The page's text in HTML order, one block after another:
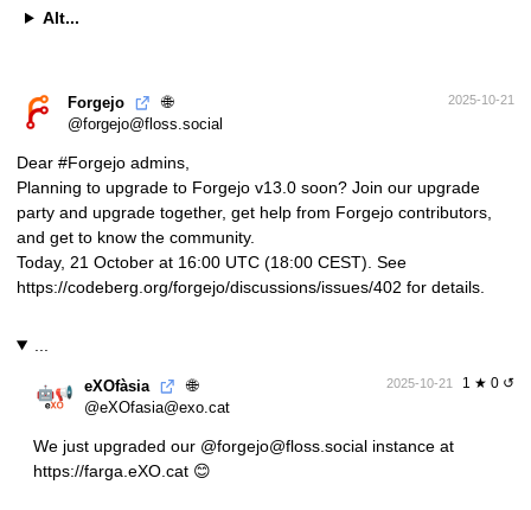
Alt...
Forgejo 🌐 2025-10-21
@forgejo@floss.social
Dear #Forgejo admins,
Planning to upgrade to Forgejo v13.0 soon? Join our upgrade
party and upgrade together, get help from Forgejo contributors,
and get to know the community.
Today, 21 October at 16:00 UTC (18:00 CEST). See
https://codeberg.org/forgejo/discussions/issues/402 for details.
1 ★ 0 ↺
eXOfàsia 🌐 2025-10-21
@eXOfasia@exo.cat
We just upgraded our @forgejo@floss.social instance at
https://farga.eXO.cat 😊